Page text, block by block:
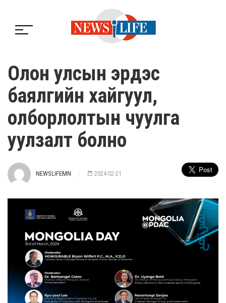
Олон улсын эрдэс
баялгийн хайгуул,
олборлолтын чуулга
уулзалт болно
NEWSLIFEMN 2024-02-21